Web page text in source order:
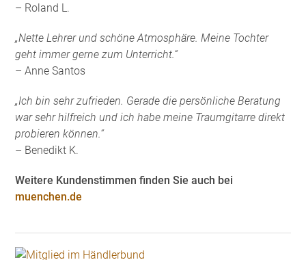
– Roland L.
„Nette Lehrer und schöne Atmosphäre. Meine Tochter
geht immer gerne zum Unterricht.“
– Anne Santos
„Ich bin sehr zufrieden. Gerade die persönliche Beratung
war sehr hilfreich und ich habe meine Traumgitarre direkt
probieren können.“
– Benedikt K.
Weitere Kundenstimmen finden Sie auch bei
muenchen.de